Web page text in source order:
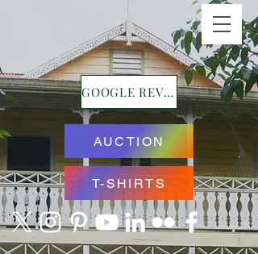
GOOGLE REVIEWS
AUCTION
T-SHIRTS